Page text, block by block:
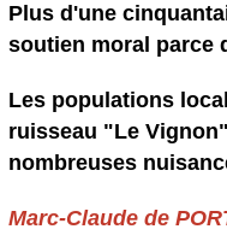
Plus d'une
soutien moral parce
Les populations
ruisseau "Le
nombreuses
Marc-Claude de